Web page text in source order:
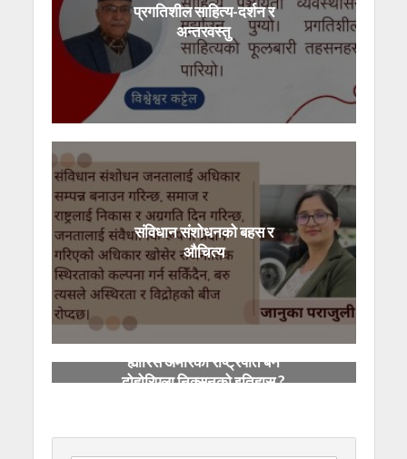
प्रगतिशील साहित्य-दर्शन र
अन्तरवस्तु
संविधान संशोधनको बहस र
औचित्य
ह्यारिस अमेरिकी राष्ट्रपति बने
दोहोरिएला निक्सनको इतिहास ?